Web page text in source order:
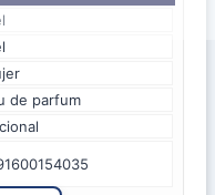
de parfum